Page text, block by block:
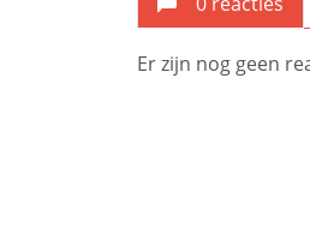
Er zijn nog geen